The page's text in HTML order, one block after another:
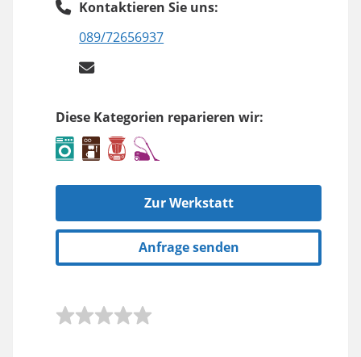
Kontaktieren Sie uns:
089/72656937
Diese Kategorien reparieren wir:
Zur Werkstatt
Anfrage senden